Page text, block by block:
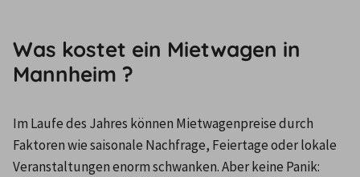
Was kostet ein Mietwagen in
Mannheim ?
Im Laufe des Jahres können Mietwagenpreise durch
Faktoren wie saisonale Nachfrage, Feiertage oder lokale
Veranstaltungen enorm schwanken. Aber keine Panik: